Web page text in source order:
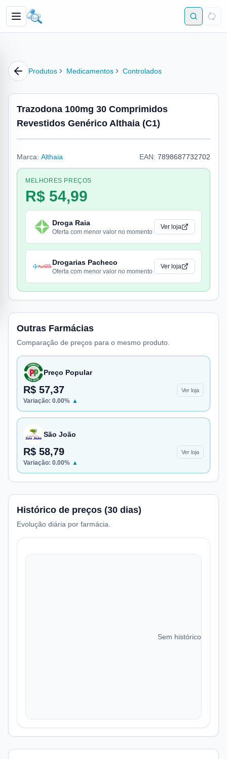
Produtos Medicamentos Controlados
Trazodona 100mg 30 Comprimidos
Revestidos Genérico Althaia (C1)
Marca: Althaia EAN: 7898687732702
MELHORES PREÇOS
R$ 54,99
Droga Raia
Oferta com menor valor no momento
Ver loja
Drogarias Pacheco
Oferta com menor valor no momento
Ver loja
Outras Farmácias
Comparação de preços para o mesmo produto.
Preço Popular
R$ 57,37 Ver loja
Variação: 0.00% ▲
São João
R$ 58,79 Ver loja
Variação: 0.00% ▲
Histórico de preços (30 dias)
Evolução diária por farmácia.
Sem histórico de